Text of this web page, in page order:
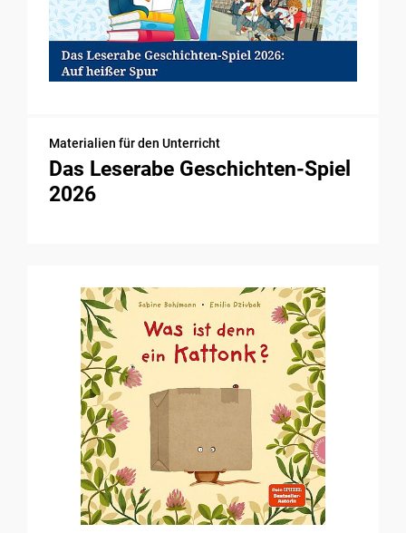
Materialien für den Unterricht
Das Leserabe Geschichten-Spiel
2026